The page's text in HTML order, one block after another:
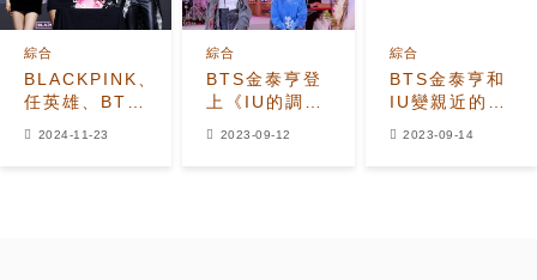
BLACKPINK、
任英雄、BTS
綜合
2024-11-23
BTS金泰亨登
上《IU的調色
綜合
2023-09-12
BTS金泰亨和
IU變親近的契
綜合
2023-09-14